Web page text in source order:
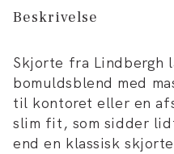
Beskrivelse
Skjorte fra Lindbergh
bomuldsblend med
til kontoret eller en
slim fit, som sidder
end en klassisk